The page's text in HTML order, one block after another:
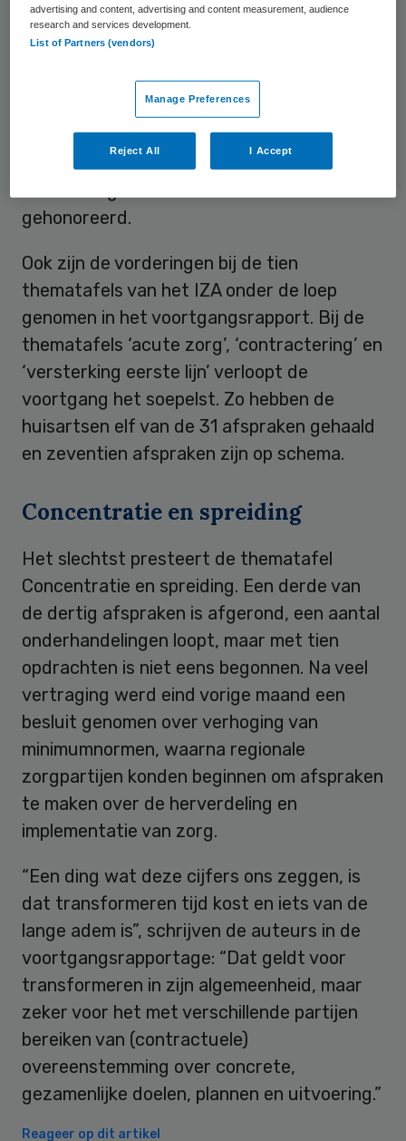
Dat blijkt uit de voortgangsrapportage van
het IZA. De meeste snelle toetsen zijn de
afgelopen 2,5 jaar ingediend door
ziekenhuizen, ggz en huisartsen. De laatste
groep was relatief het meest succesvol bij
de aanvragen: slechts twaalf aanvragen
gehonoreerd.
Ook zijn de vorderingen bij de tien
thematafels van het IZA onder de loep
genomen in het voortgangsrapport. Bij de
thematafels ‘acute zorg’, ‘contractering’ en
‘versterking eerste lijn’ verloopt de
voortgang het soepelst. Zo hebben de
huisartsen elf van de 31 afspraken gehaald
en zeventien afspraken zijn op schema.
Concentratie en spreiding
Het slechtst presteert de thematafel
Concentratie en spreiding. Een derde van
de dertig afspraken is afgerond, een aantal
onderhandelingen loopt, maar met tien
opdrachten is niet eens begonnen. Na veel
vertraging werd eind vorige maand een
besluit genomen over verhoging van
minimumnormen, waarna regionale
zorgpartijen konden beginnen om afspraken
te maken over de herverdeling en
implementatie van zorg.
“Een ding wat deze cijfers ons zeggen, is
dat transformeren tijd kost en iets van de
lange adem is”, schrijven de auteurs in de
voortgangsrapportage: “Dat geldt voor
transformeren in zijn algemeenheid, maar
zeker voor het met verschillende partijen
bereiken van (contractuele)
overeenstemming over concrete,
gezamenlijke doelen, plannen en uitvoering.”
Reageer op dit artikel
advertising and content, advertising and content measurement, audience
research and services development.
List of Partners (vendors)
Manage Preferences
Reject All I Accept